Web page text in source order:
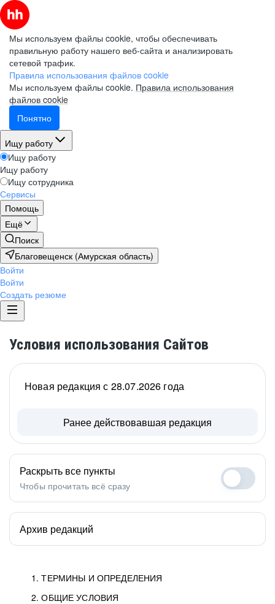
Мы используем файлы cookie, чтобы обеспечивать
правильную работу нашего веб-сайта и анализировать
сетевой трафик.
Правила использования файлов cookie
Мы используем файлы cookie. Правила использования
файлов cookie
Понятно
Ищу работу
Ищу работу
Ищу работу
Ищу сотрудника
Сервисы
Помощь
Ещё
Поиск
Благовещенск (Амурская область)
Войти
Войти
Создать резюме
Условия использования Сайтов
1. ТЕРМИНЫ И ОПРЕДЕЛЕНИЯ
2. ОБЩИЕ УСЛОВИЯ
Новая редакция с 28.07.2026 года
Ранее действовавшая редакция
Раскрыть все пункты
Чтобы прочитать всё сразу
Архив редакций